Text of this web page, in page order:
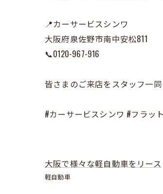
📍カーサービスシンワ
大阪府泉佐野市南中安松811
📞0120-967-916
皆さまのご来店をスタッフ一
#カーサービスシンワ #フラッ
大阪で様々な軽自動車をリース
軽自動車